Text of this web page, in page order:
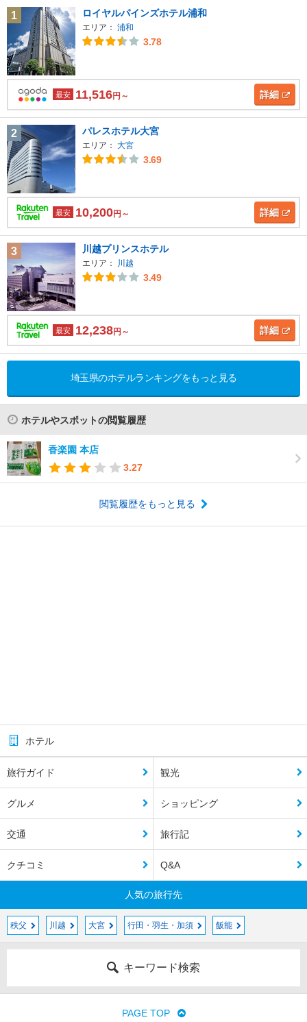
1
ロイヤルパインズホテル浦和
エリア： 浦和
3.78
最安 11,516円～ 詳細
2 パレスホテル大宮
エリア： 大宮
3.69
最安 10,200円～ 詳細
3 川越プリンスホテル
エリア： 川越
3.49
最安 12,238円～ 詳細
埼玉県のホテルランキングをもっと見る
ホテルやスポットの閲覧履歴
香楽園 本店
3.27
閲覧履歴をもっと見る
ホテル
旅行ガイド 観光
グルメ ショッピング
交通 旅行記
クチコミ Q&A
人気の旅行先
秩父 川越 大宮 行田・羽生・加須 飯能
キーワード検索
PAGE TOP